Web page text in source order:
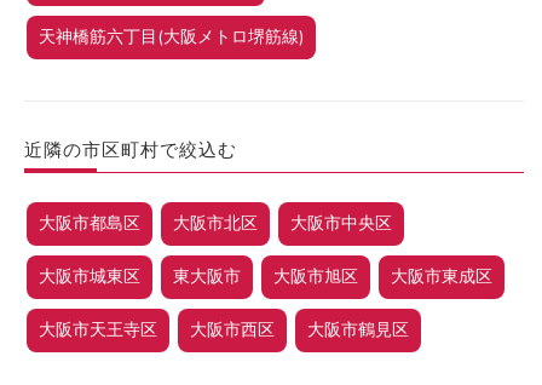
天神橋筋六丁目(大阪メトロ堺筋線)
近隣の市区町村で絞込む
大阪市都島区 大阪市北区 大阪市中央区
大阪市城東区 東大阪市 大阪市旭区 大阪市東成区
大阪市天王寺区 大阪市西区 大阪市鶴見区